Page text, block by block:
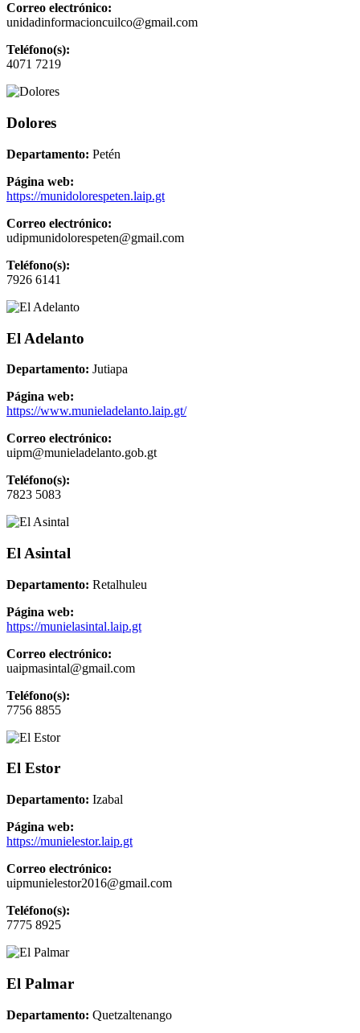
Correo electrónico:
unidadinformacioncuilco@gmail.com
Teléfono(s):
4071 7219
Dolores
Departamento: Petén
Página web:
https://munidolorespeten.laip.gt
Correo electrónico:
udipmunidolorespeten@gmail.com
Teléfono(s):
7926 6141
El Adelanto
Departamento: Jutiapa
Página web:
https://www.munieladelanto.laip.gt/
Correo electrónico:
uipm@munieladelanto.gob.gt
Teléfono(s):
7823 5083
El Asintal
Departamento: Retalhuleu
Página web:
https://munielasintal.laip.gt
Correo electrónico:
uaipmasintal@gmail.com
Teléfono(s):
7756 8855
El Estor
Departamento: Izabal
Página web:
https://munielestor.laip.gt
Correo electrónico:
uipmunielestor2016@gmail.com
Teléfono(s):
7775 8925
El Palmar
Departamento: Quetzaltenango